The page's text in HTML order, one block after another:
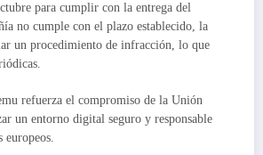
para cumplir con la entrega del
no cumple con el plazo establecido, la
un procedimiento de infracción, lo que
refuerza el compromiso de la Unión
un entorno digital seguro y responsable